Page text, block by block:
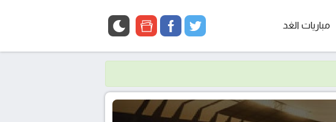
مباريات الغد twitter
facebook
google